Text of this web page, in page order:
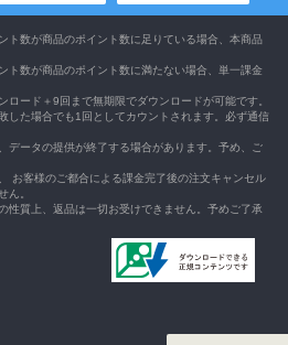
ト数が商品のポイント数に足りている場合、本商品
ト数が商品のポイント数に満たない場合、単一課金
ード＋9回まで無期限でダウンロードが可能です。
した場合でも1回としてカウントされます。必ず通信
データの提供が終了する場合があります。予め、ご
お客様のご都合による課金完了後の注文キャンセル
ん。
性質上、返品は一切お受けできません。予めご了承